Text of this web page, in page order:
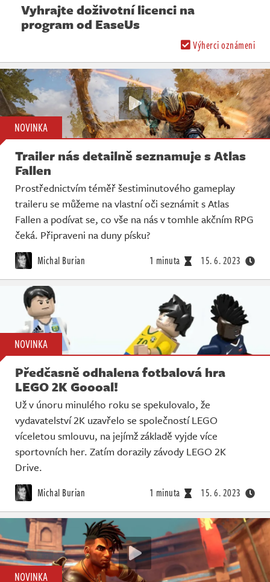
Vyhrajte doživotní licenci na
program od EaseUs
Výherci oznámeni
NOVINKA
Trailer nás detailně seznamuje s Atlas
Fallen
Prostřednictvím téměř šestiminutového gameplay
traileru se můžeme na vlastní oči seznámit s Atlas
Fallen a podívat se, co vše na nás v tomhle akčním RPG
čeká. Připraveni na duny písku?
Michal Burian 1 minuta 15. 6. 2023
NOVINKA
Předčasně odhalena fotbalová hra
LEGO 2K Goooal!
Už v únoru minulého roku se spekulovalo, že
vydavatelství 2K uzavřelo se společností LEGO
víceletou smlouvu, na jejímž základě vyjde více
sportovních her. Zatím dorazily závody LEGO 2K
Drive.
Michal Burian 1 minuta 15. 6. 2023
NOVINKA